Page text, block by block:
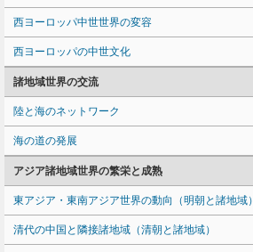
西ヨーロッパ中世世界の変容
西ヨーロッパの中世文化
諸地域世界の交流
陸と海のネットワーク
海の道の発展
アジア諸地域世界の繁栄と成熟
東アジア・東南アジア世界の動向（明朝と諸地域）
清代の中国と隣接諸地域（清朝と諸地域）